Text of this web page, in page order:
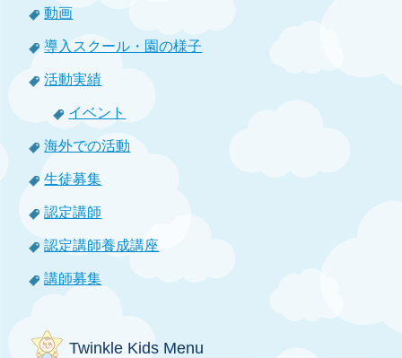
動画
導入スクール・園の様子
活動実績
イベント
海外での活動
生徒募集
認定講師
認定講師養成講座
講師募集
Twinkle Kids Menu